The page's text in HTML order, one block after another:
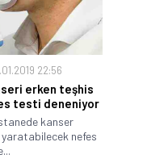
22:56
erken teşhis
testi deneniyor
kanser
nefes